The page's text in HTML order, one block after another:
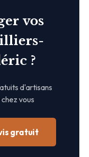
vos
?
d'artisans
vous
gratuit